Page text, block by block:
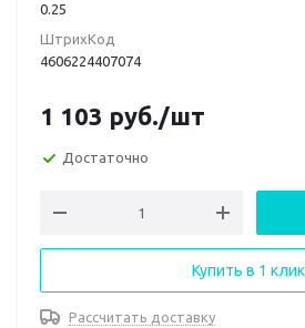
0.25
ШтрихКод
4606224407074
1 103 руб./шт
Достаточно
Купить в 1 клик
Рассчитать доставку